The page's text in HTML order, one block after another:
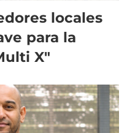
locales
para la
X"